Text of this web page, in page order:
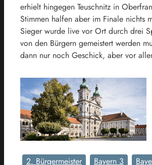
erhielt hingegen Teuschnitz in
Stimmen halfen aber im Finale nichts
Sieger wurde live vor Ort durch drei
von den Bürgern gemeistert werden
dann nur noch Geschick, aber vor
2. Bürgermeister Bayern 3